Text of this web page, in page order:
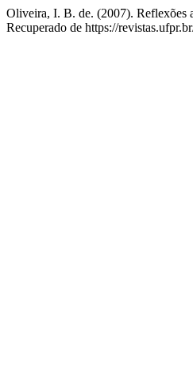
Oliveira, I. B. de. (2007). Reflexões
Recuperado de https://